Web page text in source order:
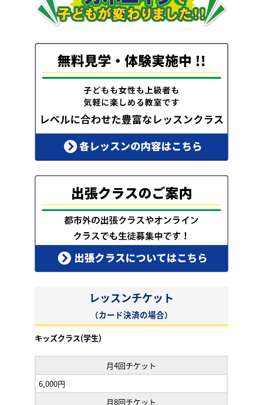
レッスンチケット
（カード決済の場合）
キッズクラス(学生)
月4回チケット
6,000円
月8回チケット